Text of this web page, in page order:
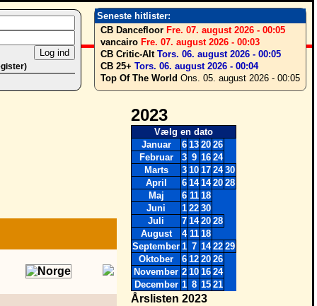
Seneste hitlister:
CB Dancefloor Fre. 07. august 2026 - 00:05
vancairo Fre. 07. august 2026 - 00:03
CB Critic-Alt Tors. 06. august 2026 - 00:05
CB 25+ Tors. 06. august 2026 - 00:04
Top Of The World Ons. 05. august 2026 - 00:05
2023
Vælg en dato
Januar
6 13 20 26
Februar
3 9 16 24
Marts
3 10 17 24 30
April
6 14 14 20 28
Maj
6 11 18
Juni
1 22 30
Juli
7 14 20 28
August
4 11 18
September 1 7 14 22 29
Oktober
6 12 20 26
November 2 10 16 24
December 1 8 15 21
Årslisten 2023